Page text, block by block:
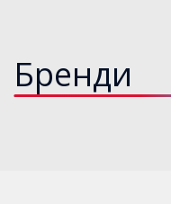
Бренди